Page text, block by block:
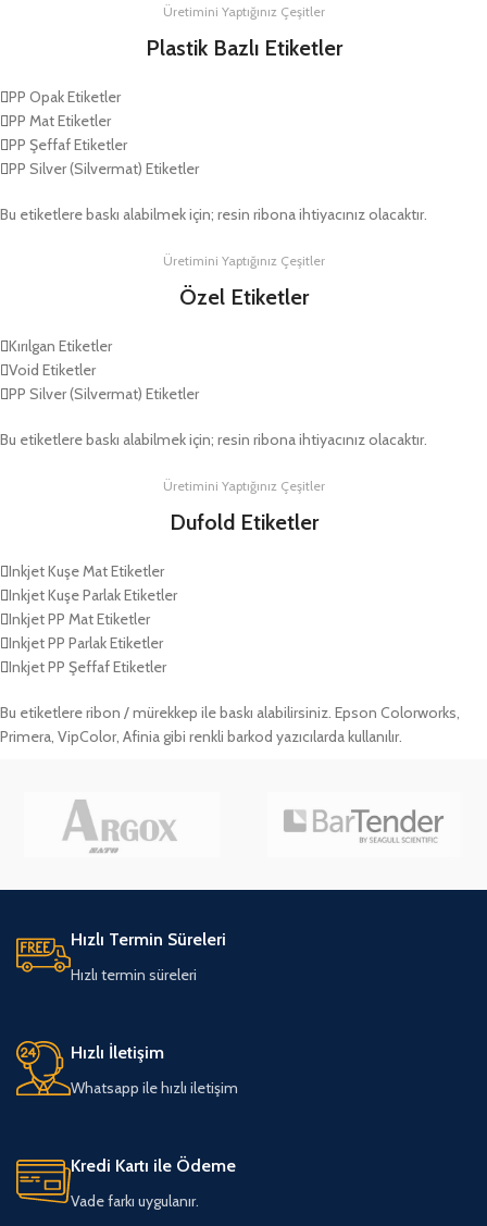
Üretimini Yaptığınız Çeşitler
Plastik Bazlı Etiketler
PP Opak Etiketler
PP Mat Etiketler
PP Şeffaf Etiketler
PP Silver (Silvermat) Etiketler
Bu etiketlere baskı alabilmek için; resin ribona ihtiyacınız olacaktır.
Üretimini Yaptığınız Çeşitler
Özel Etiketler
Kırılgan Etiketler
Void Etiketler
PP Silver (Silvermat) Etiketler
Bu etiketlere baskı alabilmek için; resin ribona ihtiyacınız olacaktır.
Üretimini Yaptığınız Çeşitler
Dufold Etiketler
Inkjet Kuşe Mat Etiketler
Inkjet Kuşe Parlak Etiketler
Inkjet PP Mat Etiketler
Inkjet PP Parlak Etiketler
Inkjet PP Şeffaf Etiketler
Bu etiketlere ribon / mürekkep ile baskı alabilirsiniz. Epson Colorworks,
Primera, VipColor, Afinia gibi renkli barkod yazıcılarda kullanılır.
Hızlı Termin Süreleri
Hızlı termin süreleri
Hızlı İletişim
Whatsapp ile hızlı iletişim
Kredi Kartı ile Ödeme
Vade farkı uygulanır.